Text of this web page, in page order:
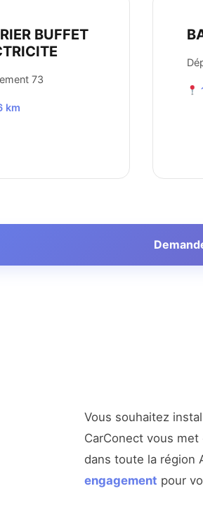
BUFFET
73
km
Vous souhaitez
CarConect vous
dans toute la région
engagement pour